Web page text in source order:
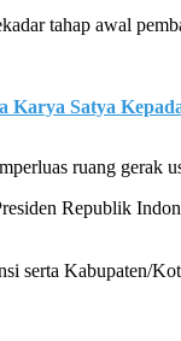
tahap awal
Satya
ruang gerak
Republik
serta Kabupaten/